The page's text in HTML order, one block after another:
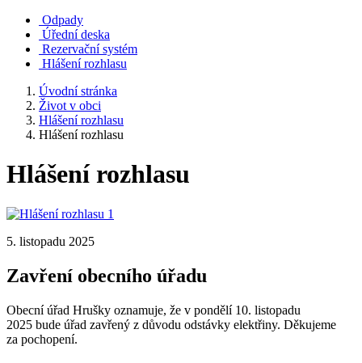
Odpady
Úřední deska
Rezervační systém
Hlášení rozhlasu
Úvodní stránka
Život v obci
Hlášení rozhlasu
Hlášení rozhlasu
Hlášení rozhlasu
5. listopadu 2025
Zavření obecního úřadu
Obecní úřad Hrušky oznamuje, že v pondělí 10. listopadu
2025 bude úřad zavřený z důvodu odstávky elektřiny. Děkujeme
za pochopení.